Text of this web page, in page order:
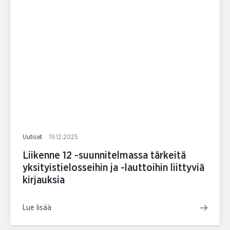
Uutiset 19.12.2025
Liikenne 12 -suunnitelmassa tärkeitä
yksityistielosseihin ja -lauttoihin liittyviä
kirjauksia
Lue lisää